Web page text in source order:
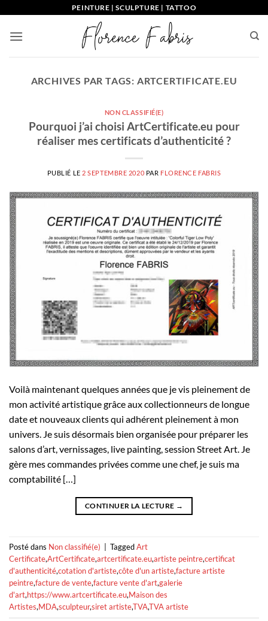
contenu
PEINTURE | SCULPTURE | TATTOO
ARCHIVES PAR TAGS: ARTCERTIFICATE.EU
NON CLASSIFIÉ(E)
Pourquoi j’ai choisi ArtCertificate.eu pour
réaliser mes certificats d’authenticité ?
PUBLIÉ LE 2 SEPTEMBRE 2020 PAR FLORENCE FABRIS
Voilà maintenant quelques années que je vis pleinement de
mon activité artistique grâce aux collectionneurs de longue
date et nouveaux clients qui adhérent pleinement à mon
univers. Je suis désormais bien organisée pour préparer les
salons d’art, vernissages, live painting, session Street Art. Je
gère mes commandes privées comme une chef, je suis ma
comptabilité […]
CONTINUER LA LECTURE →
Posté dans Non classifié(e) TaggedArt
Certificate,ArtCertificate,artcertificate.eu,artiste peintre,certificat
d'authenticité,cotation d'artiste,côte d'un artiste,facture artiste
peintre,facture de vente,facture vente d'art,galerie
d'art,https://www.artcertificate.eu,Maison des
Artistes,MDA,sculpteur,siret artiste,TVA,TVA artiste